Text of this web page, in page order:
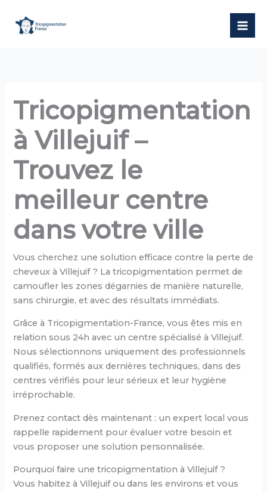
contenu
Tricopigmentation
à Villejuif –
Trouvez le
meilleur centre
dans votre ville
Vous cherchez une solution efficace contre la perte de
cheveux à Villejuif ? La tricopigmentation permet de
camoufler les zones dégarnies de manière naturelle,
sans chirurgie, et avec des résultats immédiats.
Grâce à Tricopigmentation-France, vous êtes mis en
relation sous 24h avec un centre spécialisé à Villejuif.
Nous sélectionnons uniquement des professionnels
qualifiés, formés aux dernières techniques, dans des
centres vérifiés pour leur sérieux et leur hygiène
irréprochable.
Prenez contact dès maintenant : un expert local vous
rappelle rapidement pour évaluer votre besoin et
vous proposer une solution personnalisée.
Pourquoi faire une tricopigmentation à Villejuif ?
Vous habitez à Villejuif ou dans les environs et vous